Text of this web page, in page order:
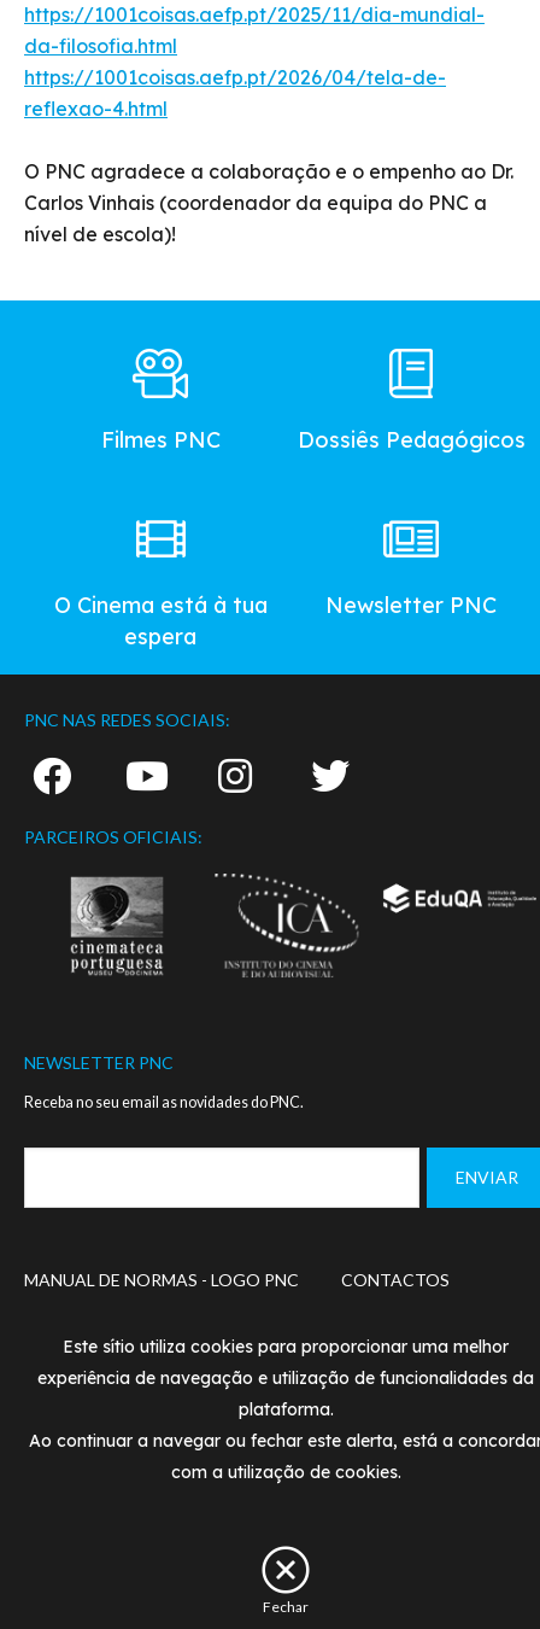
https://1001coisas.aefp.pt/2025/11/dia-mundial-
da-filosofia.html
https://1001coisas.aefp.pt/2026/04/tela-de-
reflexao-4.html
O PNC agradece a colaboração e o empenho ao Dr.
Carlos Vinhais (coordenador da equipa do PNC a
nível de escola)!
Filmes PNC Dossiês Pedagógicos
O Cinema está à tua
espera
Newsletter PNC
PNC NAS REDES SOCIAIS:
PARCEIROS OFICIAIS:
NEWSLETTER PNC
Receba no seu email as novidades do PNC.
Footer
MANUAL DE NORMAS - LOGO PNC CONTACTOS
POLÍTICA DE PRIVACIDADE TERMOS DE
© PNC 2020
SIMBIOSE
Este sítio utiliza cookies para proporcionar uma melhor
experiência de navegação e utilização de funcionalidades da
plataforma.
Ao continuar a navegar ou fechar este alerta, está a
com a utilização de cookies.
Fechar